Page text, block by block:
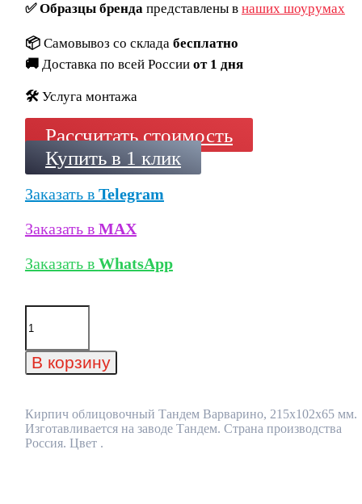
✅Образцы брендапредставлены в наших шоурумах
📦 Самовывоз со склада бесплатно
🚚 Доставка по всей России от 1 дня
🛠️ Услуга монтажа
Рассчитать стоимость
Купить в 1 клик
Заказать в Telegram
Заказать в MAX
Заказать в WhatsApp
Количество
товара
облицовочный
Тандем
мм
В корзину
Кирпич облицовочный Тандем Варварино, 215x102x65 мм.
Изготавливается на заводе Тандем. Страна производства
Россия. Цвет .